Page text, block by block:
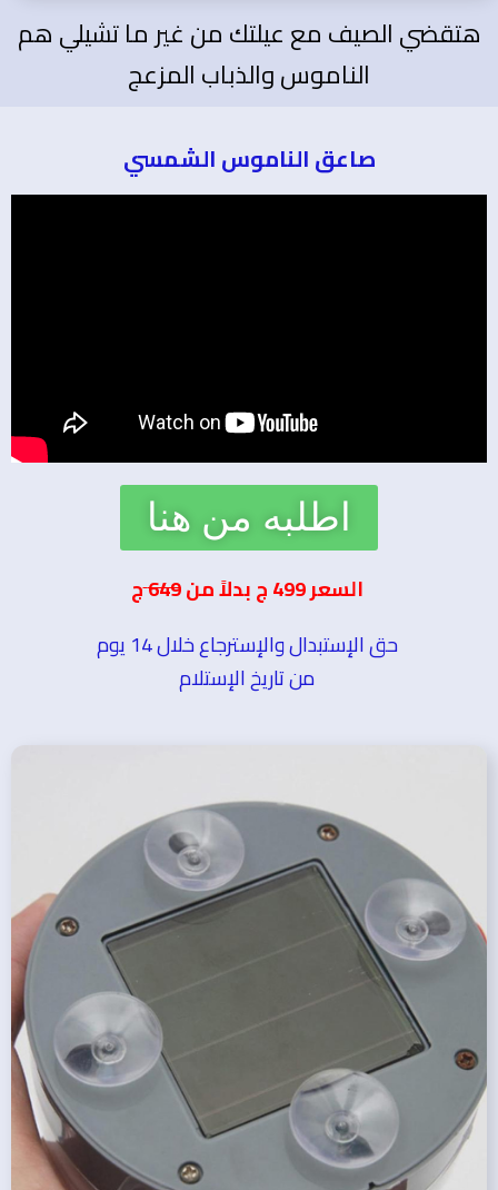
هتقضي الصيف مع عيلتك من غير ما تشيلي هم
الناموس والذباب المزعج
صاعق الناموس الشمسي
اطلبه من هنا
السعر 499 ج بدلاً من 649ج
حق الإستبدال والإسترجاع خلال 14 يوم